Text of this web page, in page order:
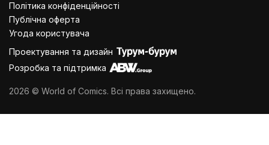
Політика конфіденційності
Публiчна оферта
Угода користувача
Проектування та дизайн
Розробка та підтримка
2026 © World of Comics. Всі права захищено.